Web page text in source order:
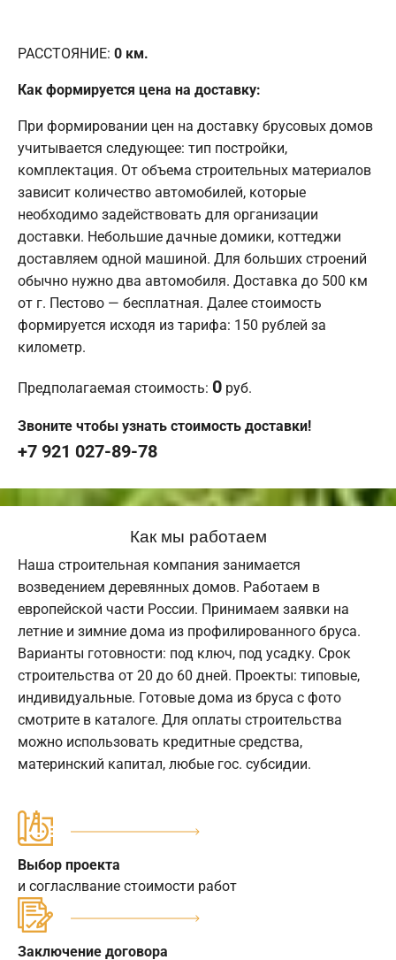
РАССТОЯНИЕ: 0 км.
Как формируется цена на доставку:
При формировании цен на доставку брусовых домов
учитывается следующее: тип постройки,
комплектация. От объема строительных материалов
зависит количество автомобилей, которые
необходимо задействовать для организации
доставки. Небольшие дачные домики, коттеджи
доставляем одной машиной. Для больших строений
обычно нужно два автомобиля. Доставка до 500 км
от г. Пестово — бесплатная. Далее стоимость
формируется исходя из тарифа: 150 рублей за
километр.
Предполагаемая стоимость: 0 руб.
Звоните чтобы узнать стоимость доставки!
+7 921 027-89-78
Как мы работаем
Наша строительная компания занимается
возведением деревянных домов. Работаем в
европейской части России. Принимаем заявки на
летние и зимние дома из профилированного бруса.
Варианты готовности: под ключ, под усадку. Срок
строительства от 20 до 60 дней. Проекты: типовые,
индивидуальные. Готовые дома из бруса с фото
смотрите в каталоге. Для оплаты строительства
можно использовать кредитные средства,
материнский капитал, любые гос. субсидии.
Выбор проекта
и согласлвание стоимости работ
Заключение договора